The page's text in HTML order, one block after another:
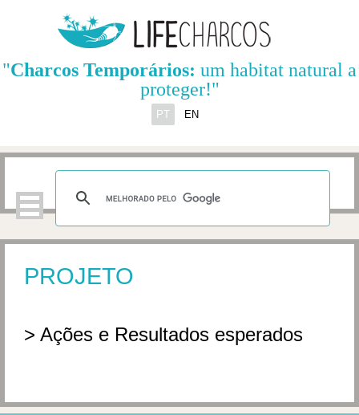
PT EN
"Charcos Temporários: um habitat natural a
proteger!"
PROJETO
> Ações e Resultados esperados